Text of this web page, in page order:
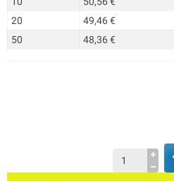
20
49,46 €
50
48,36 €